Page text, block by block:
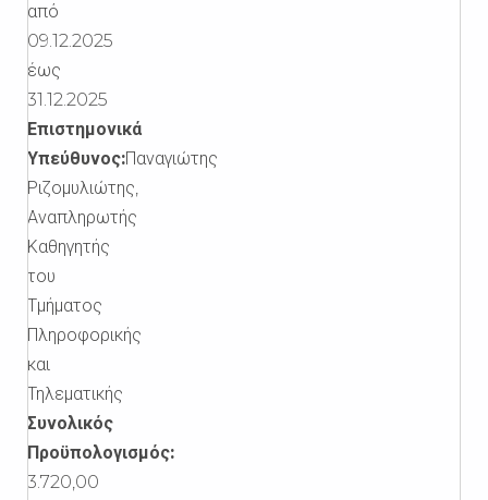
από
09.12.2025
έως
31.12.2025
Επιστημονικά
Υπεύθυνος:Παναγιώτης
Ριζομυλιώτης,
Αναπληρωτής
Καθηγητής
του
Τμήματος
Πληροφορικής
και
Τηλεματικής
Συνολικός
Προϋπολογισμός:
3.720,00